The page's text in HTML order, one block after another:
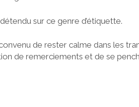
sur ce genre d’étiquette.
de rester calme dans les
de remerciements et de se